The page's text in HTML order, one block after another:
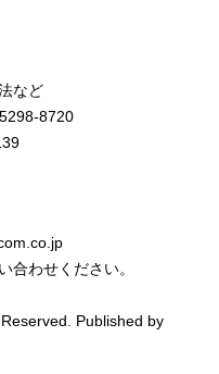
など
8720
合わせください。
Published by